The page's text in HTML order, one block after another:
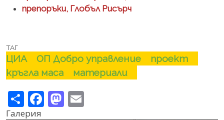
препоръки, Глобъл Рисърч
ТАГ
ЦИА ОП Добро управление
проект
кръгла маса
материали
ShareFacebook
Mastodon
Галерия